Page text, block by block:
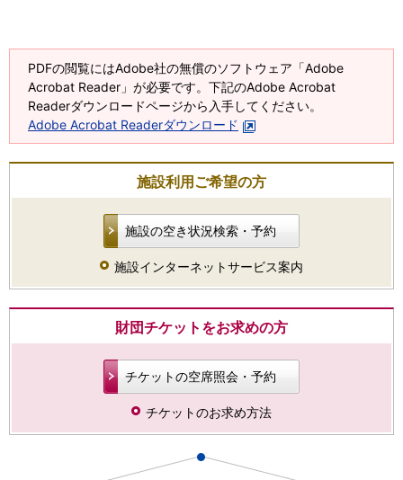
PDFの閲覧にはAdobe社の無償のソフトウェア「Adobe
Acrobat Reader」が必要です。下記のAdobe Acrobat
Readerダウンロードページから入手してください。
Adobe Acrobat Readerダウンロード
施設利用ご希望の方
施設の空き状況検索・予約
施設インターネットサービス案内
財団チケットをお求めの方
チケットの空席照会・予約
チケットのお求め方法